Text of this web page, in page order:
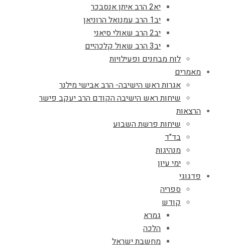
יא2 הרב איתן אנסבכר
יב1 הרב עמנואל הרוניאן
יב2 הרב שאולי סיאני
יב3 הרב שאול קלכהיים
לוח מבחנים ופעילויות
מאמרים
אגרות ראש הישיבה- הרב אבישי מילנר
שיחות ראש הישיבה הקודם הרב יעקב פישר
הרצאות
שיחות פרשת השבוע
בד"ד
מנהיגות
ימי עיון
פדגוגי
ספריה
קודש
גמרא
הלכה
מחשבת ישראל